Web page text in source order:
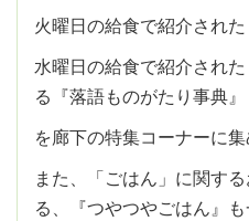
火曜日の給食で紹介された
水曜日の給食で紹介され
る『落語ものがたり事典』
を廊下の特集コーナーに集
また、「ごはん」に関す
る、『つやつやごはん』も